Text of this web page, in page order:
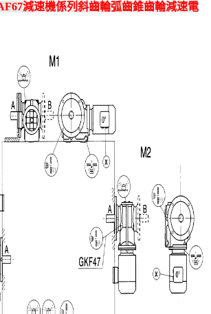
減速機係列斜齒輪弧齒錐齒輪減速電